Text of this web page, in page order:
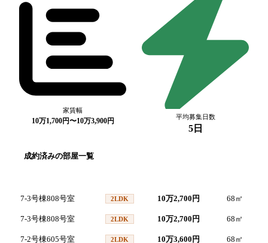
家賃幅
10万1,700円〜10万3,900円
平均募集日数
5日
成約済みの部屋一覧
7-3号棟808号室 2LDK 10万2,700円 68 ㎡
7-3号棟808号室 2LDK 10万2,700円 68 ㎡
7-2号棟605号室 2LDK 10万3,600円 68 ㎡